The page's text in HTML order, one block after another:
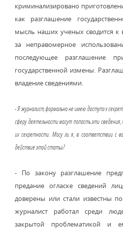
криминализировано
как разглашение
мысль наших ученых сводится к
за неправомерное
последующее разглашение
государственной измены.
владение сведениями.
- Я журналист, формально не имею доступа к
сферу деятельности могут попасть эти
их секретности. Могу ли я, в соответствии с
действие этой статьи?
- По закону разглашение
предание огласке сведений
доверены или стали известны
журналист работал среди
закрытой проблематикой и